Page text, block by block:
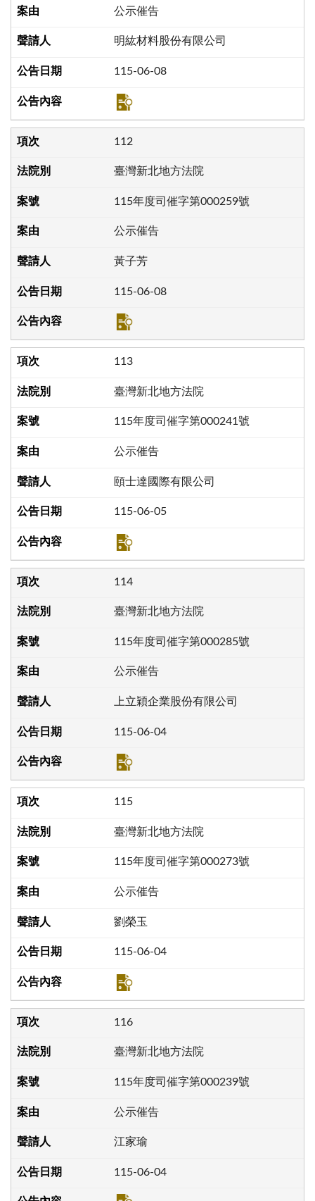
公示催告
明紘材料股份有限公司
115-06-08
112
臺灣新北地方法院
115年度司催字第000259號
公示催告
黃子芳
115-06-08
113
臺灣新北地方法院
115年度司催字第000241號
公示催告
頤士達國際有限公司
115-06-05
114
臺灣新北地方法院
115年度司催字第000285號
公示催告
上立穎企業股份有限公司
115-06-04
115
臺灣新北地方法院
115年度司催字第000273號
公示催告
劉榮玉
115-06-04
116
臺灣新北地方法院
115年度司催字第000239號
公示催告
江家瑜
115-06-04